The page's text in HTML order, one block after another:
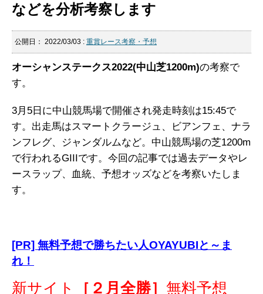
などを分析考察します
公開日： 2022/03/03 : 重賞レース考察・予想
オーシャンステークス2022(中山芝1200m)の考察で
す。
3月5日に中山競馬場で開催され発走時刻は15:45で
す。出走馬はスマートクラージュ、ビアンフェ、ナラ
ンフレグ、ジャンダルムなど。中山競馬場の芝1200m
で行われるGIIIです。今回の記事では過去データやレ
ースラップ、血統、予想オッズなどを考察いたしま
す。
[PR] 無料予想で勝ちたい人OYAYUBIと～ま
れ！
新サイト ［２月全勝］ 無料予想